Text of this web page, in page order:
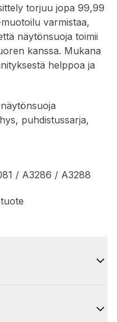
torjuu jopa 99,99
varmistaa,
näytönsuoja toimii
kanssa. Mukana
helppoa ja
puhdistussarja,
/ A3286 / A3288